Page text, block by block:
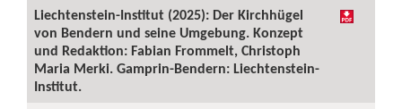
Liechtenstein-Institut (2025): Der Kirchhügel
von Bendern und seine Umgebung. Konzept
und Redaktion: Fabian Frommelt, Christoph
Maria Merki. Gamprin-Bendern: Liechtenstein-
Institut.